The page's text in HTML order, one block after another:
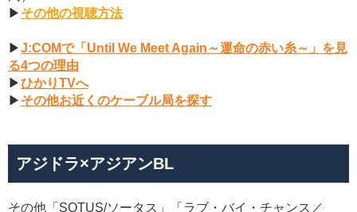
▶ その他の視聴方法
▶J:COMで「Until We Meet Again～運命の赤い糸～」を見
る4つの理由
▶ひかりTVへ
▶ その他お近くのケーブル局を探す
アジドラ×アジアンBL
その他「SOTUS/ソータス」「ラブ・バイ・チャンス／